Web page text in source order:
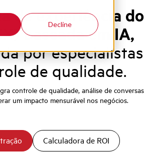
Decline
de experiência do
baseada em IA,
por especialistas
de qualidade.
controle de qualidade, análise de conversas
um impacto mensurável nos negócios.
Calculadora de ROI